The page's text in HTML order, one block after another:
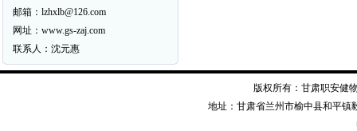
邮箱：lzhxlb@126.com
网址：www.gs-zaj.com
联系人：沈元惠
版权所有：甘肃职安健
地址：甘肃省兰州市榆中县和平镇